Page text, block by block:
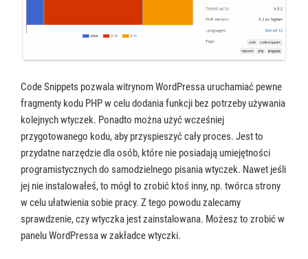
Code Snippets pozwala witrynom WordPressa uruchamiać pewne
fragmenty kodu PHP w celu dodania funkcji bez potrzeby używania
kolejnych wtyczek. Ponadto można użyć wcześniej
przygotowanego kodu, aby przyspieszyć cały proces. Jest to
przydatne narzędzie dla osób, które nie posiadają umiejętności
programistycznych do samodzielnego pisania wtyczek. Nawet jeśli
jej nie instalowałeś, to mógł to zrobić ktoś inny, np. twórca strony
w celu ułatwienia sobie pracy. Z tego powodu zalecamy
sprawdzenie, czy wtyczka jest zainstalowana. Możesz to zrobić w
panelu WordPressa w zakładce wtyczki.